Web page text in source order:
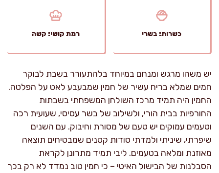
כשרות: בשרי רמת קושי: קשה
יש משהו מרגש ומנחם במיוחד בלהתעורר בשבת לבוקר
חמים שמלא בריח עשיר של חמין שמבעבע לאט על הפלטה.
החמין היה תמיד מרכז השולחן המשפחתי בשבתות
החורפיות בבית הורי, ולשילוב של בשר עסיסי, שעועית רכה
וטעמים עמוקים יש טעם של מסורת וחיבוק. עם השנים
שיפרתי, שיניתי ולמדתי סודות קטנים שמבטיחים תוצאה
מאוזנת ומלאה בטעמים. ליבי תמיד מתרונן לקראת
הסבלנות של הבישול האיטי – כי חמין טוב נמדד לא רק בכך